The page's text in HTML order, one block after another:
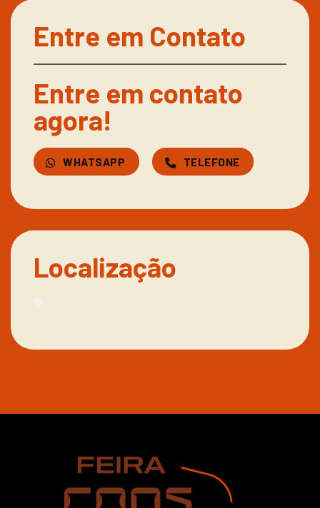
Entre em Contato
Entre em contato
agora!
WHATSAPP TELEFONE
Localização